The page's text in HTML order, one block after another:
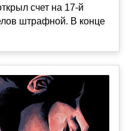
счет на 17-й
штрафной. В конце